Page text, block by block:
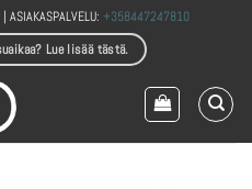
| ASIAKASPALVELU:+358447247810
Lue lisää tästä.